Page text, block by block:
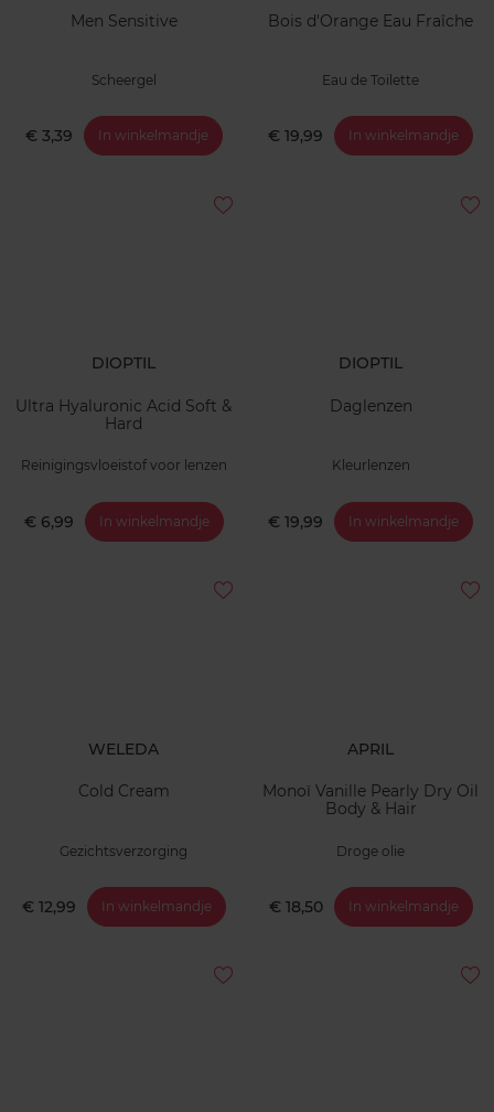
Men Sensitive
Scheergel
€ 3,39 In winkelmandje
Bois d'Orange Eau Fraîche
Eau de Toilette
€ 19,99 In winkelmandje
DIOPTIL
Ultra Hyaluronic Acid Soft &
Hard
Reinigingsvloeistof voor lenzen
€ 6,99 In winkelmandje
DIOPTIL
Daglenzen
Kleurlenzen
€ 19,99 In winkelmandje
WELEDA
Cold Cream
Gezichtsverzorging
€ 12,99 In winkelmandje
APRIL
Monoï Vanille Pearly Dry Oil
Body & Hair
Droge olie
€ 18,50 In winkelmandje